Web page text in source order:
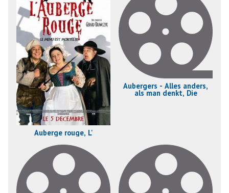
Auberge rouge, L'
Aubergers - Alles anders,
als man denkt, Die